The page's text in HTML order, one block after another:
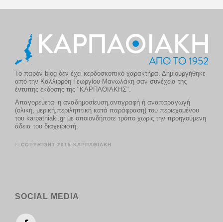
Το παρόν blog δεν έχει κερδοσκοπικό χαρακτήρα. Δημιουργήθηκε
από την Καλλιρρόη Γεωργίου-Μανωλάκη σαν συνέχεια της
έντυπης έκδοσης της "ΚΑΡΠΑΘΙΑΚΗΣ".
Απαγορεύεται η αναδημοσίευση,αντιγραφή ή αναπαραγωγή
(ολική, μερική,περιληπτική κατά παράφραση) του περιεχομένου
του karpathiaki.gr με οποιονδήποτε τρόπο χωρίς την προηγούμενη
άδεια του διαχειριστή.
© COPYRIGHT 2015 ΚΑΡΠΑΘΙΑΚΗ
SOCIAL MEDIA